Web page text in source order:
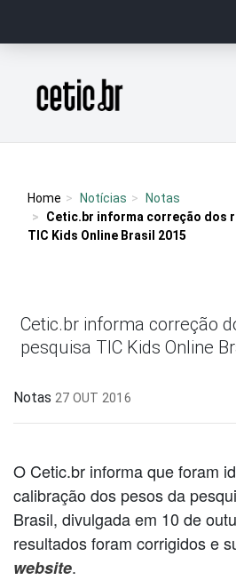
Página inicial
Home Notícias
Notas
Cetic.br informa correção dos
TIC Kids Online Brasil 2015
Cetic.br informa correção
pesquisa TIC Kids Online
Notas 27 OUT 2016
O Cetic.br informa que foram
calibração dos pesos da
Brasil, divulgada em 10 de
resultados foram corrigidos e
website.